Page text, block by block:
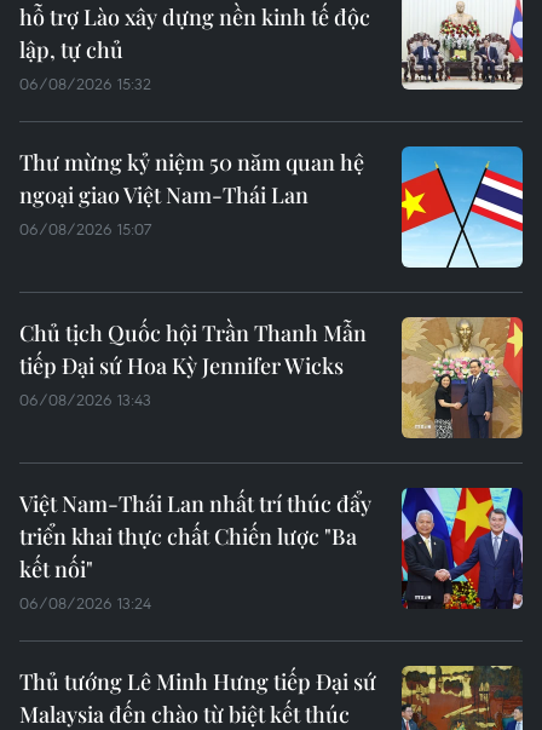
hỗ trợ Lào xây dựng nền kinh tế độc
lập, tự chủ
06/08/2026 15:32
Thư mừng kỷ niệm 50 năm quan hệ
ngoại giao Việt Nam-Thái Lan
06/08/2026 15:07
Chủ tịch Quốc hội Trần Thanh Mẫn
tiếp Đại sứ Hoa Kỳ Jennifer Wicks
06/08/2026 13:43
Việt Nam-Thái Lan nhất trí thúc đẩy
triển khai thực chất Chiến lược "Ba
kết nối"
06/08/2026 13:24
Thủ tướng Lê Minh Hưng tiếp Đại sứ
Malaysia đến chào từ biệt kết thúc